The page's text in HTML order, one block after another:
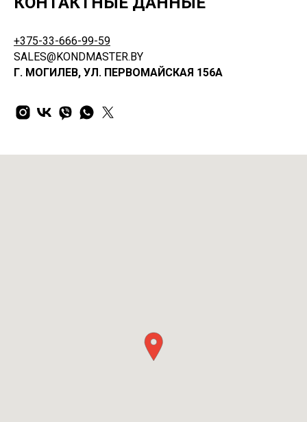
+375-33-666-99-59
SALES@KONDMASTER.BY
Г. МОГИЛЕВ, УЛ. ПЕРВОМАЙСКАЯ 156А